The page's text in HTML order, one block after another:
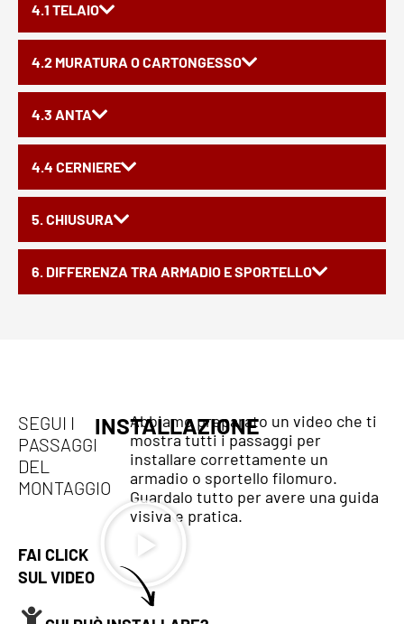
4.1 TELAIO
4.2 MURATURA O CARTONGESSO
4.3 ANTA
4.4 CERNIERE
5. CHIUSURA
6. DIFFERENZA TRA ARMADIO E SPORTELLO
SEGUI I
PASSAGGI
DEL
MONTAGGIO
INSTALLAZIONE
Abbiamo preparato un video che ti
mostra tutti i passaggi per
installare correttamente un
armadio o sportello filomuro.
Guardalo tutto per avere una guida
visiva e pratica.
FAI CLICK
SUL VIDEO